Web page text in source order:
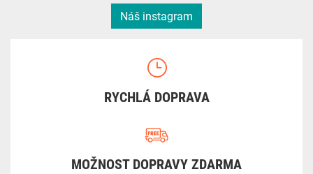
Náš instagram
RYCHLÁ DOPRAVA
MOŽNOST DOPRAVY ZDARMA